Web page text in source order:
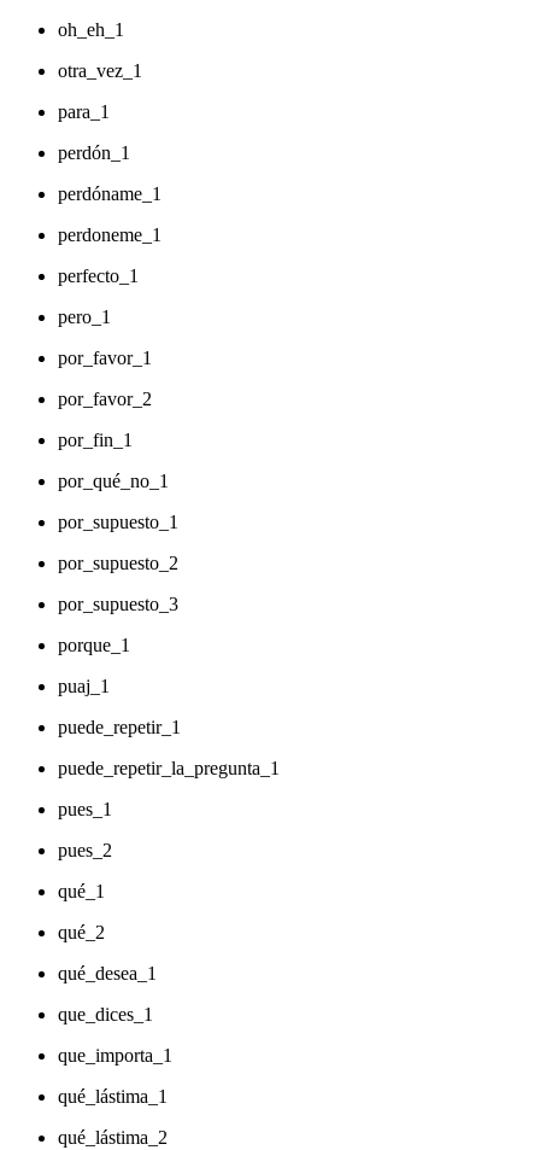
oh_eh_1
otra_vez_1
para_1
perdón_1
perdóname_1
perdoneme_1
perfecto_1
pero_1
por_favor_1
por_favor_2
por_fin_1
por_qué_no_1
por_supuesto_1
por_supuesto_2
por_supuesto_3
porque_1
puaj_1
puede_repetir_1
puede_repetir_la_pregunta_1
pues_1
pues_2
qué_1
qué_2
qué_desea_1
que_dices_1
que_importa_1
qué_lástima_1
qué_lástima_2